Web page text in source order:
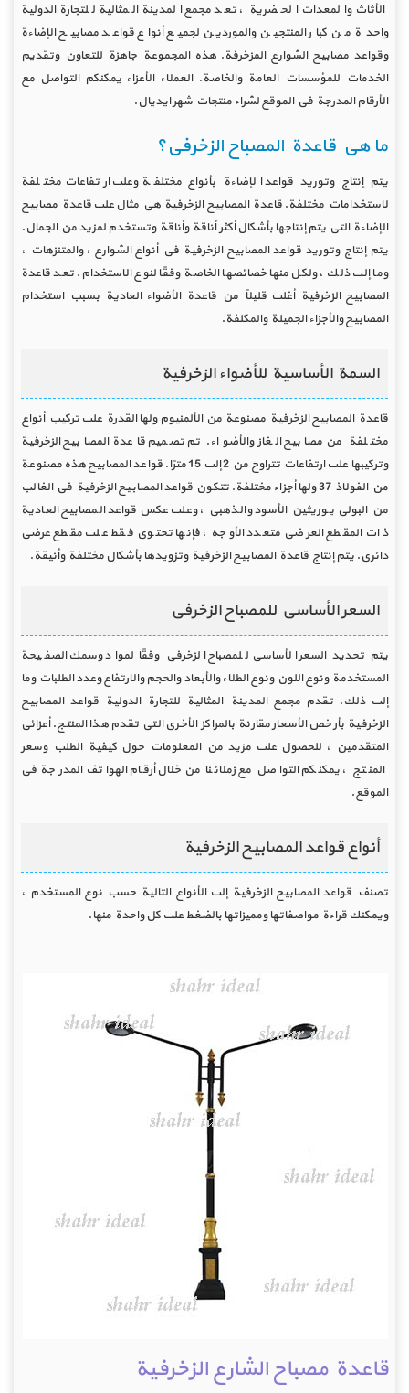
الأثاث والمعدات الحضرية ، تعد مجمع المدينة المثالية للتجارة الدولية
واحدة من كبار المنتجين والموردين لجميع أنواع قواعد مصابيح الإضاءة
وقواعد مصابيح الشوارع المزخرفة. هذه المجموعة جاهزة للتعاون وتقديم
الخدمات للمؤسسات العامة والخاصة. العملاء الأعزاء يمكنكم التواصل مع
الأرقام المدرجة في الموقع لشراء منتجات شهر ايديال.
ما هي قاعدة المصباح الزخرفي؟
يتم إنتاج وتوريد قواعد الإضاءة بأنواع مختلفة وعلى ارتفاعات مختلفة
لاستخدامات مختلفة. قاعدة المصابيح الزخرفية هي مثال على قاعدة مصابيح
الإضاءة التي يتم إنتاجها بأشكال أكثر أناقة وأناقة وتستخدم لمزيد من الجمال.
يتم إنتاج وتوريد قواعد المصابيح الزخرفية في أنواع الشوارع ، والمتنزهات ،
وما إلى ذلك ، ولكل منها خصائصها الخاصة وفقًا لنوع الاستخدام. تعد قاعدة
المصابيح الزخرفية أغلى قليلاً من قاعدة الأضواء العادية بسبب استخدام
المصابيح والأجزاء الجميلة والمكلفة.
السمة الأساسية للأضواء الزخرفية
قاعدة المصابيح الزخرفية مصنوعة من الألمنيوم ولها القدرة على تركيب أنواع
مختلفة من مصابيح الغاز والأضواء. تم تصميم قاعدة المصابيح الزخرفية
وتركيبها على ارتفاعات تتراوح من 2 إلى 15 مترًا. قواعد المصابيح هذه مصنوعة
من الفولاذ 37 ولها أجزاء مختلفة. تتكون قواعد المصابيح الزخرفية في الغالب
من البولي يوريثين الأسود والذهبي ، وعلى عكس قواعد المصابيح العادية
ذات المقطع العرضي متعدد الأوجه ، فإنها تحتوي فقط على مقطع عرضي
دائري. يتم إنتاج قاعدة المصابيح الزخرفية وتزويدها بأشكال مختلفة وأنيقة.
السعر الأساسي للمصباح الزخرفي
يتم تحديد السعر الأساسي للمصباح الزخرفي وفقًا لمواد وسمك الصفيحة
المستخدمة ونوع اللون ونوع الطلاء والأبعاد والحجم والارتفاع وعدد الطلبات وما
إلى ذلك. تقدم مجمع المدينة المثالية للتجارة الدولية قواعد المصابيح
الزخرفية بأرخص الأسعار مقارنة بالمراكز الأخرى التي تقدم هذا المنتج. أعزائي
المتقدمين ، للحصول على مزيد من المعلومات حول كيفية الطلب وسعر
المنتج ، يمكنكم التواصل مع زملائنا من خلال أرقام الهواتف المدرجة في
الموقع.
أنواع قواعد المصابيح الزخرفية
تصنف قواعد المصابيح الزخرفية إلى الأنواع التالية حسب نوع المستخدم ،
ويمكنك قراءة مواصفاتها ومميزاتها بالضغط على كل واحدة منها.
قاعدة مصباح الشارع الزخرفية